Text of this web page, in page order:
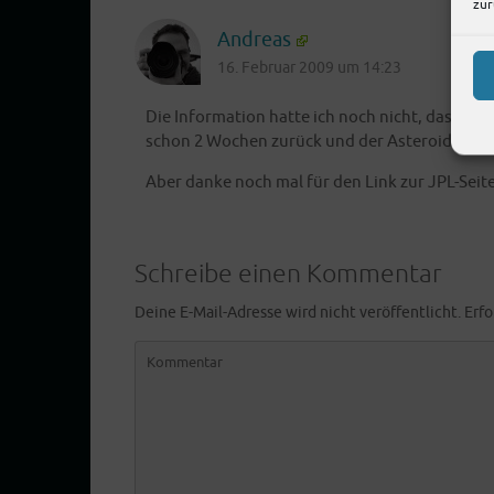
Andreas
16. Februar 2009 um 14:23
Die Infor­ma­ti­on hat­te ich noch nicht, dass
schon 2 Wochen zurück und der Aste­ro­id
Aber dan­ke noch mal für den Link zur JPL-
Schreibe einen Kommentar
Deine E-Mail-Adresse wird nicht veröffentlicht.